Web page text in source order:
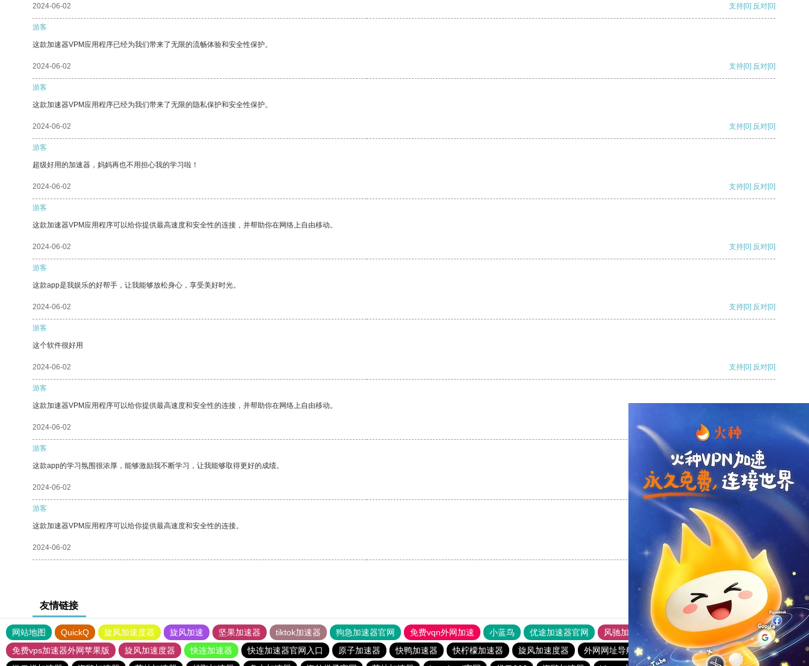
2024-06-02 支持[0] 反对[0]
游客
这款加速器VPM应用程序已经为我们带来了无限的流畅体验和安全性保护。
2024-06-02 支持[0] 反对[0]
游客
这款加速器VPM应用程序已经为我们带来了无限的隐私保护和安全性保护。
2024-06-02 支持[0] 反对[0]
游客
超级好用的加速器，妈妈再也不用担心我的学习啦！
2024-06-02 支持[0] 反对[0]
游客
这款加速器VPM应用程序可以给你提供最高速度和安全性的连接，并帮助你在网络上自由移动。
2024-06-02 支持[0] 反对[0]
游客
这款app是我娱乐的好帮手，让我能够放松身心，享受美好时光。
2024-06-02 支持[0] 反对[0]
游客
这个软件很好用
2024-06-02 支持[0] 反对[0]
游客
这款加速器VPM应用程序可以给你提供最高速度和安全性的连接，并帮助你在网络上自由移动。
2024-06-02 支持
游客
这款app的学习氛围很浓厚，能够激励我不断学习，让我能够取得更好的成绩。
2024-06-02 支持[0] 反对[0]
游客
这款加速器VPM应用程序可以给你提供最高速度和安全性的连接。
2024-06-02 支持[0] 反对[0]
友情链接
网站地图 QuickQ 旋风加速度器 旋风加速 坚果加速器 tiktok加速器 狗急加速器官网 免费vqn外网加速 小蓝鸟 优途加速器官网 风驰加速器
旋风加速器
免费vps加速器外网苹果版
旋风加速度器 快连加速器 快连加速器官网入口 原子加速器 快鸭加速器 快柠檬加速器 旋风加速度器 外网网址导航 软件中心
pigcha加速器